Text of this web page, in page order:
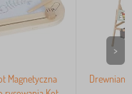
Magnetyczna
>